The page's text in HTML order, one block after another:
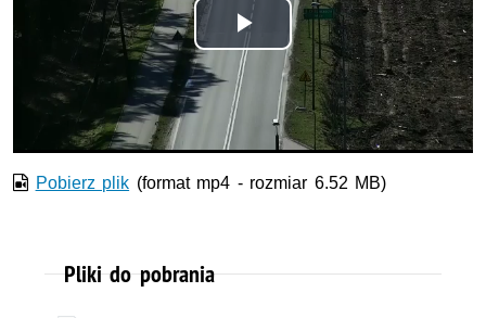
Odtwórz
wideo
Pobierz plik (format mp4 - rozmiar 6.52 MB)
Pliki do pobrania